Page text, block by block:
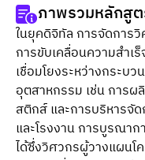
ภาพรวมหลักสู
ในยุคดิจิทัล การจัดการ
การขับเคลื่อนความสำเ
เชื่อมโยงระหว่างกระบ
อุตสาหกรรม เช่น การผ
สติกส์ และการบริหารจั
และโรงงาน การบูรณาก
ได้ซึ่งวิศวกรผู้วางแผนโ